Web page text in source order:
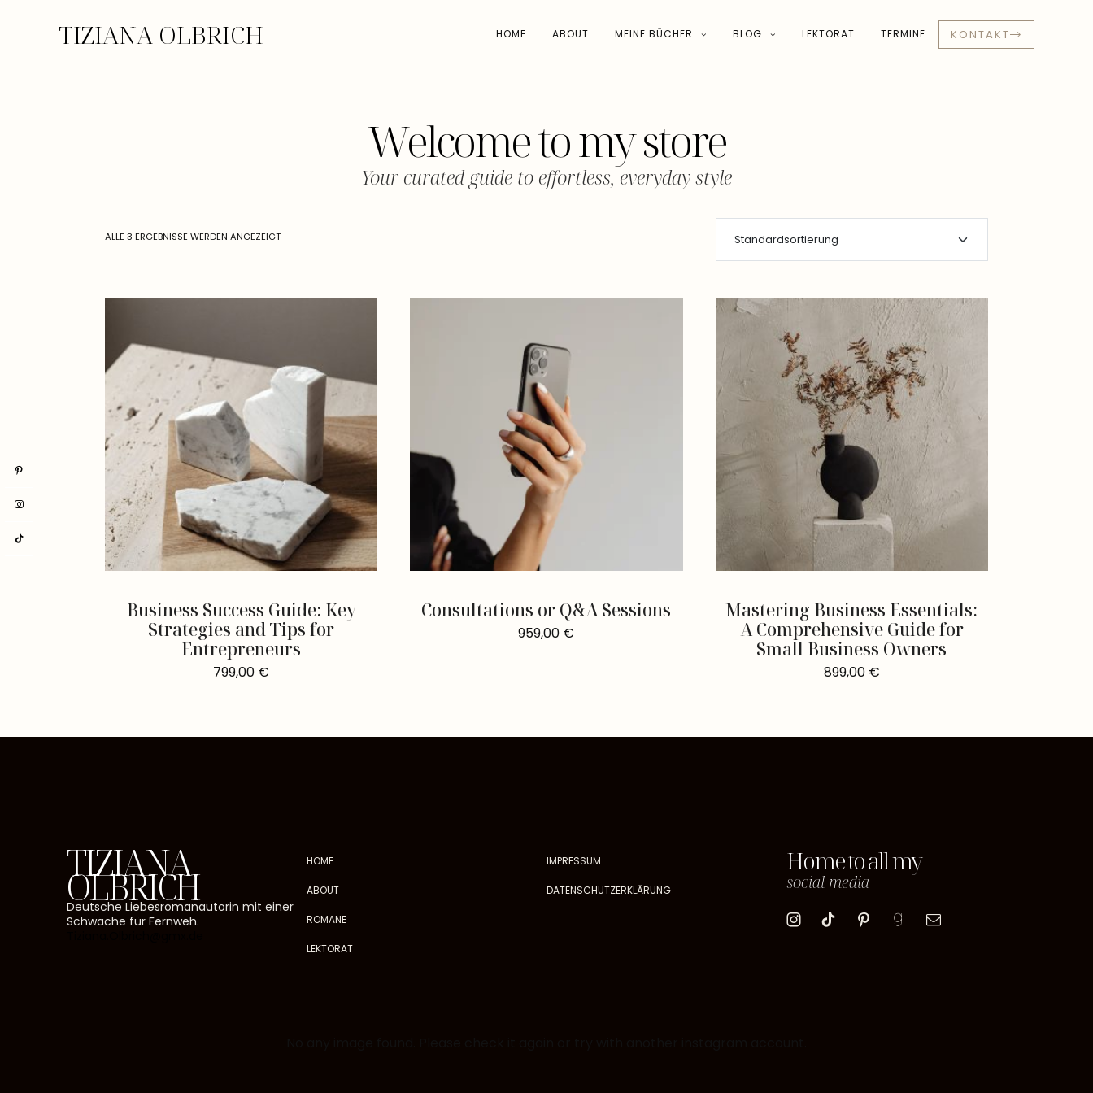
TIZIANA OLBRICH HOME ABOUT MEINE BÜCHER BLOG LEKTORAT TERMINE KONTAKT
Welcome to my store
Your curated guide to effortless, everyday style
ALLE 3 ERGEBNISSE WERDEN ANGEZEIGT
Business Success Guide: Key
Strategies and Tips for
Entrepreneurs
799,00 €
Consultations or Q&A Sessions
959,00 €
Mastering Business Essentials:
A Comprehensive Guide for
Small Business Owners
899,00 €
TIZIANA
OLBRICH
Deutsche Liebesromanautorin mit einer
Schwäche für Fernweh.
HOME
ABOUT
ROMANE
LEKTORAT
IMPRESSUM
DATENSCHUTZERKLÄRUNG
Home to all my
social media